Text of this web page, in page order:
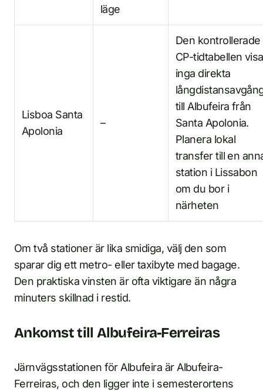
läge
Lisboa Santa
Apolonia
–
Den kontrollerade
CP-tidtabellen
inga direkta
till Albufeira från
Santa Apolonia.
Planera lokal
transfer till en
station i Lissabon
om du bor i
närheten
Om två stationer är lika smidiga, välj den som
sparar dig ett metro- eller taxibyte med bagage.
Den praktiska vinsten är ofta viktigare än några
minuters skillnad i restid.
Ankomst till Albufeira-Ferreiras
Järnvägsstationen för Albufeira är Albufeira-
Ferreiras, och den ligger inte i semesterortens